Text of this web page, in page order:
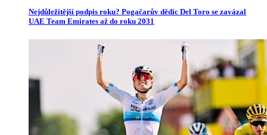
Nejdůležitější podpis roku? Pogačarův dědic Del Toro se zavázal
UAE Team Emirates až do roku 2031